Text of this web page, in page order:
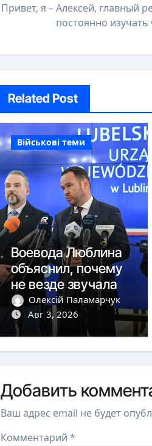
Привет, я – Алексей, главный
постоянно
Related Post
Військові теми
Воевода Люблина
объяснил, почему
не везде звучала
тревога
Олексій Паламарчук
Авг 3, 2026
Добавить
Ваш адрес email не будет
Комментарий *